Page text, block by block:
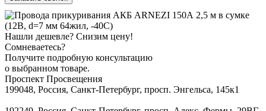
Нашли дешевле? Снизим цену!
Сомневаетесь?
Получите подробную консультацию
о выбранном товаре.
Проспект Просвещения
199048, Россия, Санкт-Петербург, просп. Энгельса, 145к1